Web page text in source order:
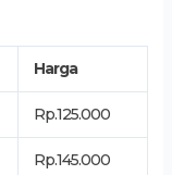
Harga
Rp.125.000
Rp.145.000